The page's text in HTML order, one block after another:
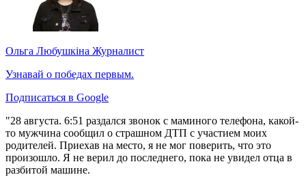
Ольга Любушкіна Журналист
Узнавай о победах первым.
Подписаться в Google
"28 августа. 6:51 раздался звонок с маминого телефона, какой-
то мужчина сообщил о страшном ДТП с участием моих
родителей. Приехав на место, я не мог поверить, что это
произошло. Я не верил до последнего, пока не увидел отца в
разбитой машине.